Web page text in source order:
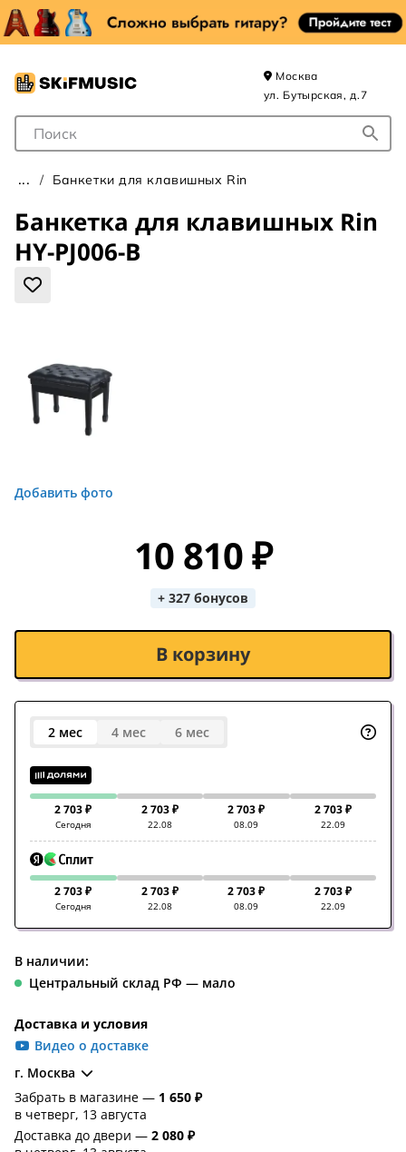
Поле для Поиска
Москва
ул. Бутырская, д.7
Банкетки для клавишных Rin
Банкетка для клавишных Rin
HY-PJ006-B
Добавить фото
10 810 ₽
+ 327 бонусов
В корзину
2 мес 4 мес 6 мес
2 703 ₽
Сегодня
2 703 ₽
22.08
2 703 ₽
08.09
2 703 ₽
22.09
2 703 ₽
Сегодня
2 703 ₽
22.08
2 703 ₽
08.09
2 703 ₽
22.09
В наличии:
Центральный склад РФ — мало
Доставка и условия
Видео о доставке
г. Москва
Забрать в магазине — 1 650 ₽
в четверг, 13 августа
Доставка до двери — 2 080 ₽